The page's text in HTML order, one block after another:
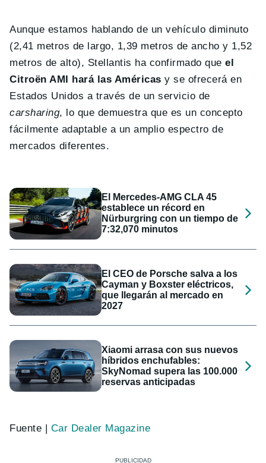
Aunque estamos hablando de un vehículo diminuto
(2,41 metros de largo, 1,39 metros de ancho y 1,52
metros de alto), Stellantis ha confirmado queel
Citroën AMI hará las Américas y se ofrecerá en
Estados Unidos a través de un servicio de
carsharing, lo que demuestra que es un concepto
fácilmente adaptable a un amplio espectro de
mercados diferentes.
El Mercedes-AMG CLA 45
establece un récord en
Nürburgring con un tiempo de
7:32,070 minutos
El CEO de Porsche salva a los
Cayman y Boxster eléctricos,
que llegarán al mercado en
2027
Xiaomi arrasa con sus nuevos
híbridos enchufables:
SkyNomad supera las 100.000
reservas anticipadas
Fuente | Car Dealer Magazine